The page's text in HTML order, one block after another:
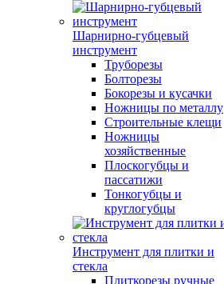
Шарнирно-губцевый
инструмент
Труборезы
Болторезы
Бокорезы и кусачки
Ножницы по металлу
Строительные клещи
Ножницы
хозяйственные
Плоскогубцы и
пассатижи
Тонкогубцы и
круглогубцы
Инструмент для плитки и
стекла
Плиткорезы ручные